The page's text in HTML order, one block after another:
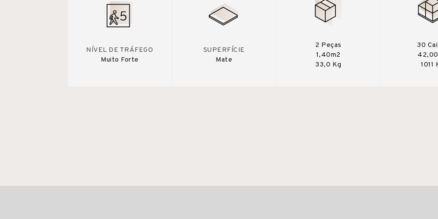
NÍVEL DE TRÁFEGO
Muito Forte
SUPERFÍCIE
Mate
2 Peças
1,40m2
33,0 Kg
30
1011